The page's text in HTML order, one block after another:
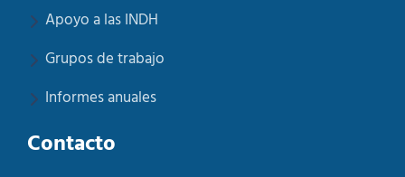
Apoyo a las INDH
Grupos de trabajo
Informes anuales
Contacto